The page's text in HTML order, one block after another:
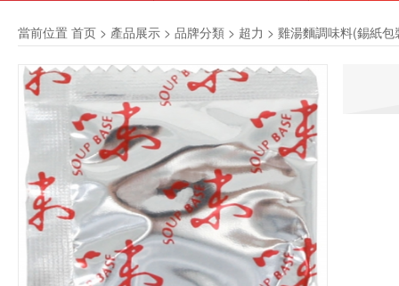
當前位置 首页 > 產品展示 > 品牌分類 > 超力 > 雞湯麵調味料(錫紙